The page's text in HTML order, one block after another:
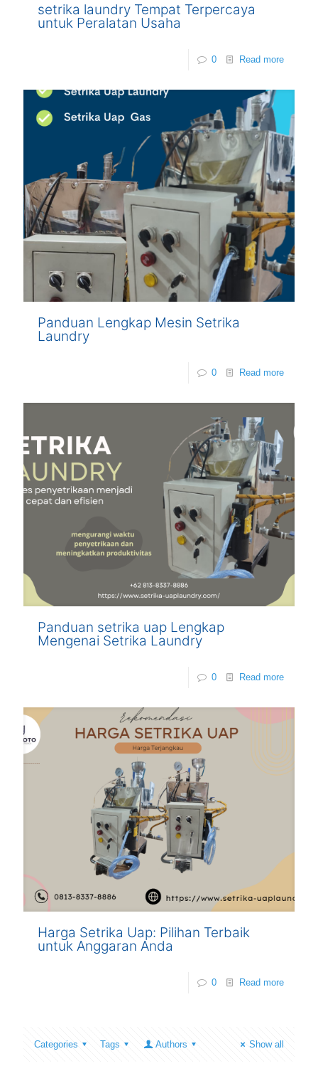
setrika laundry Tempat Terpercaya
untuk Peralatan Usaha
0 Read more
Panduan Lengkap Mesin Setrika
Laundry
0 Read more
Panduan setrika uap Lengkap
Mengenai Setrika Laundry
0 Read more
Harga Setrika Uap: Pilihan Terbaik
untuk Anggaran Anda
0 Read more
Categories Tags Authors Show all